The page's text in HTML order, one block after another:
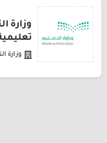
وزارة